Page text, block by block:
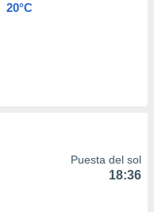
20°C
Puesta del sol
18:36